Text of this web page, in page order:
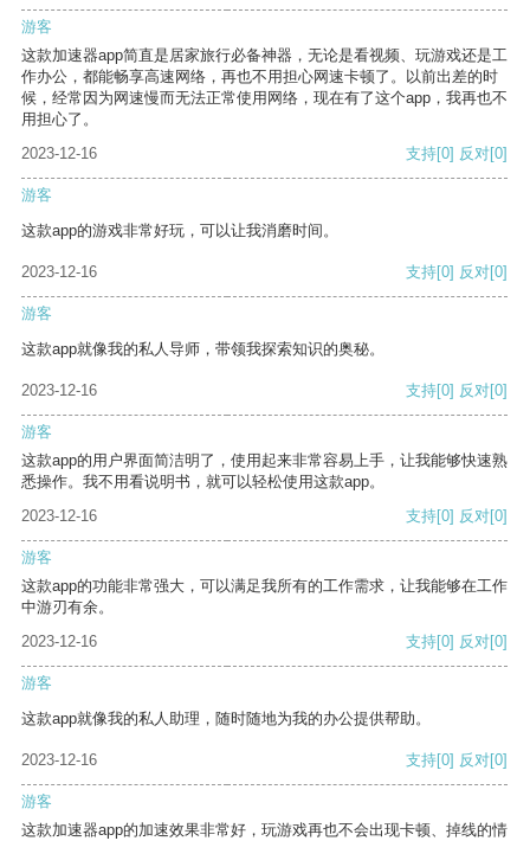
游客
这款加速器app简直是居家旅行必备神器，无论是看视频、玩游戏还是工
作办公，都能畅享高速网络，再也不用担心网速卡顿了。以前出差的时
候，经常因为网速慢而无法正常使用网络，现在有了这个app，我再也不
用担心了。
2023-12-16
支持[0] 反对[0]
游客
这款app的游戏非常好玩，可以让我消磨时间。
2023-12-16 支持[0] 反对[0]
游客
这款app就像我的私人导师，带领我探索知识的奥秘。
2023-12-16 支持[0] 反对[0]
游客
这款app的用户界面简洁明了，使用起来非常容易上手，让我能够快速熟
悉操作。我不用看说明书，就可以轻松使用这款app。
2023-12-16
支持[0] 反对[0]
游客
这款app的功能非常强大，可以满足我所有的工作需求，让我能够在工作
中游刃有余。
2023-12-16
支持[0] 反对[0]
游客
这款app就像我的私人助理，随时随地为我的办公提供帮助。
2023-12-16 支持[0] 反对[0]
游客
这款加速器app的加速效果非常好，玩游戏再也不会出现卡顿、掉线的情